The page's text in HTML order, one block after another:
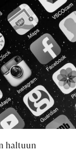
haltuun